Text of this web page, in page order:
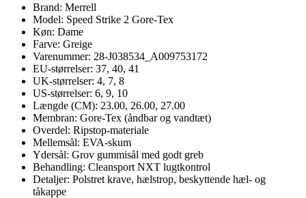
Brand: Merrell
Model: Speed Strike 2 Gore-Tex
Køn: Dame
Farve: Greige
Varenummer: 28-J038534_A009753172
EU-størrelser: 37, 40, 41
UK-størrelser: 4, 7, 8
US-størrelser: 6, 9, 10
Længde (CM): 23.00, 26.00, 27.00
Membran: Gore-Tex (åndbar og vandtæt)
Overdel: Ripstop-materiale
Mellemsål: EVA-skum
Ydersål: Grov gummisål med godt greb
Behandling: Cleansport NXT lugtkontrol
Detaljer: Polstret krave, hælstrop, beskyttende hæl- og
tåkappe